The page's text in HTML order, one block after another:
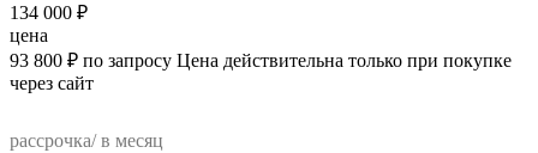
134 000 ₽
цена
93 800 ₽ по запросу Цена действительна только при покупке
через сайт
рассрочка/ в месяц